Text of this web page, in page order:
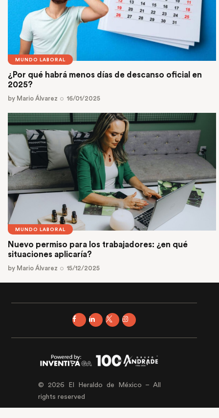
MUNDO LABORAL
¿Por qué habrá menos días de descanso oficial en
2025?
by Mario Álvarez 16/01/2025
MUNDO LABORAL
Nuevo permiso para los trabajadores: ¿en qué
situaciones aplicaría?
by Mario Álvarez 15/12/2025
© 2026 El Heraldo de México – All
rights reserved